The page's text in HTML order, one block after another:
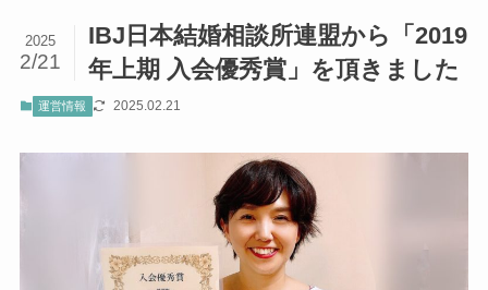
IBJ日本結婚相談所連盟から「2019
年上期 入会優秀賞」を頂きました
2025
2/21
運営情報 2025.02.21